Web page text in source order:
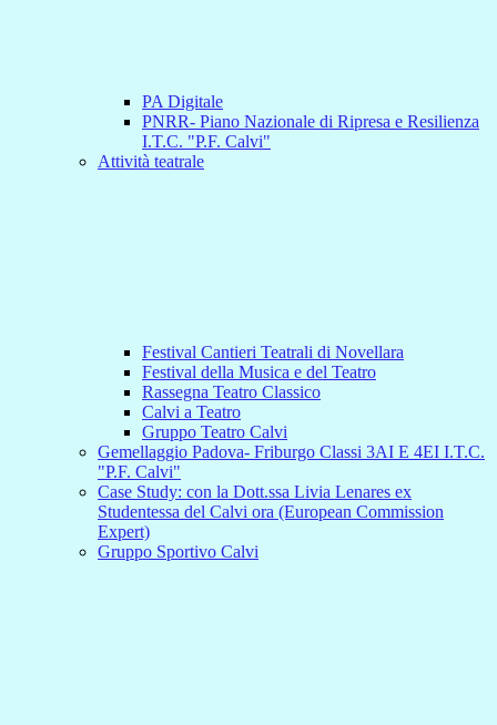
PA Digitale
PNRR- Piano Nazionale di Ripresa e Resilienza
I.T.C. "P.F. Calvi"
Attività teatrale
Festival Cantieri Teatrali di Novellara
Festival della Musica e del Teatro
Rassegna Teatro Classico
Calvi a Teatro
Gruppo Teatro Calvi
Gemellaggio Padova- Friburgo Classi 3AI E 4EI I.T.C.
"P.F. Calvi"
Case Study: con la Dott.ssa Livia Lenares ex
Studentessa del Calvi ora (European Commission
Expert)
Gruppo Sportivo Calvi